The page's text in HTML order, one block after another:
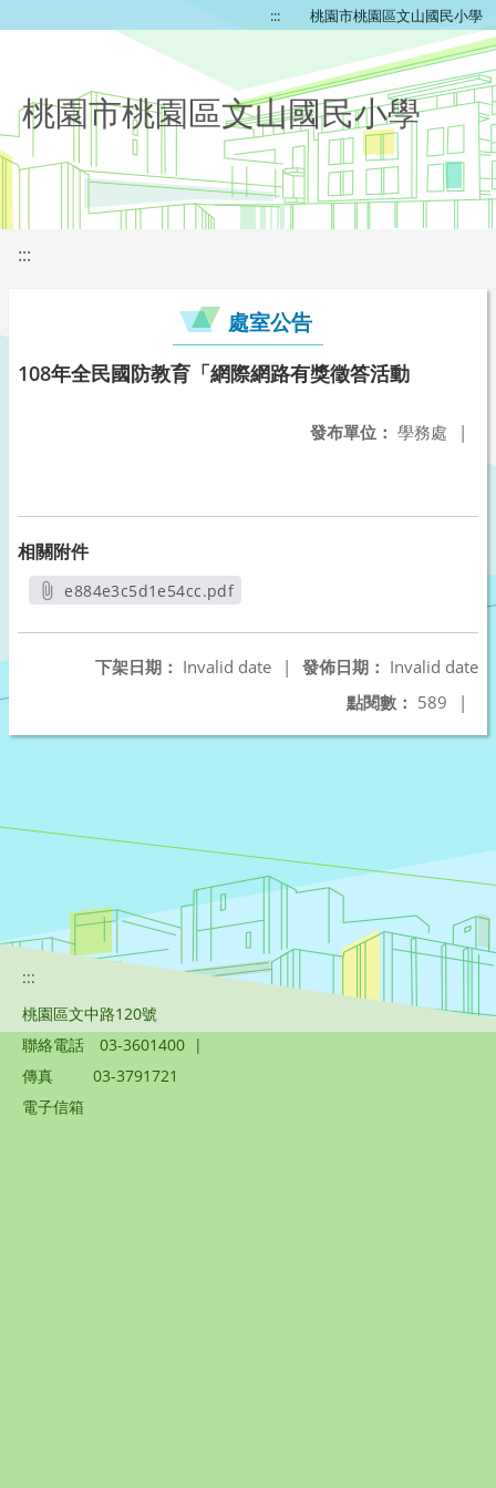
::: 桃園市桃園區文山國民小學
桃園市桃園區文山國民小學
:::
處室公告
108年全民國防教育「網際網路有獎徵答活動
發布單位： 學務處 |
相關附件
e884e3c5d1e54cc.pdf
發佈日期： Invalid date
下架日期： Invalid date
|
點閱數： 589 |
:::
桃園區文中路120號
聯絡電話
03-3601400 |
傳真
03-3791721
電子信箱